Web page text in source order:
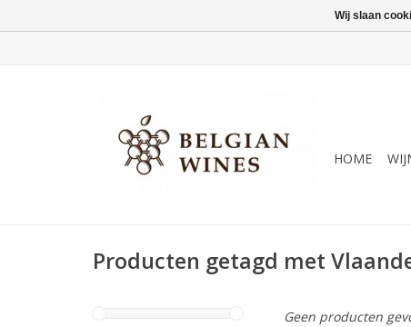
HOME
Producten getagd met
Geen producten
Wij slaan